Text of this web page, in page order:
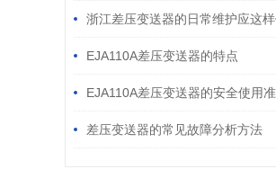
进行校准
浙江差压变送器的日常维护应这
EJA110A差压变送器的特点
EJA110A差压变送器的安全使用准
差压变送器的常见故障分析方法